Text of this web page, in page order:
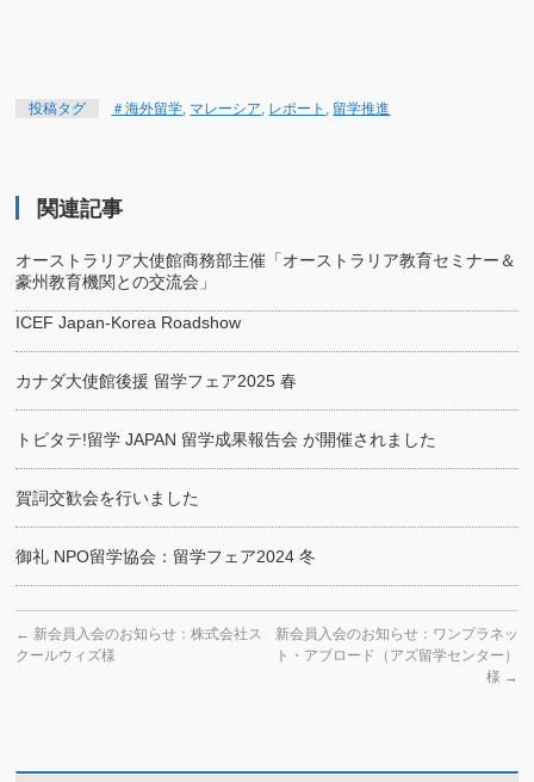
投稿タグ ＃海外留学, マレーシア, レポート , 留学推進
関連記事
オーストラリア大使館商務部主催「オーストラリア教育セミナー＆
豪州教育機関との交流会」
ICEF Japan‐Korea Roadshow
カナダ大使館後援 留学フェア2025 春
トビタテ!留学 JAPAN 留学成果報告会 が開催されました
賀詞交歓会を行いました
御礼 NPO留学協会：留学フェア2024 冬
← 新会員入会のお知らせ：株式会社ス
クールウィズ様
新会員入会のお知らせ：ワンプラネッ
ト・アブロード（アズ留学センター）
様 →